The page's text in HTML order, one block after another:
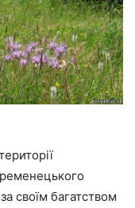
своїм багатством